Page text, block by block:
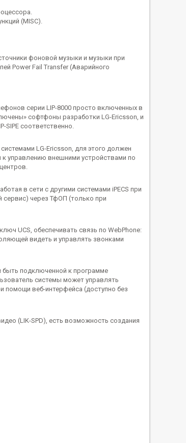
(MISC).
фоновой музыки и музыки при
Power Fail Transfer (Аварийного
серии LIP-8000 просто включенных в
софтфоны разработки LG-Ericsson, и
соответственно.
LG-Ericsson, для этого должен
управлению внешними устройствами по
в сети с другими системами iPECS при
сервис) через ТфОП (только при
UCS, обеспечивать связь по WebPhone:
видеть и управлять звонками
быть подключенной к программе
системы может управлять
помощи веб-интерфейса (доступно без
(LIK-SPD), есть возможность создания